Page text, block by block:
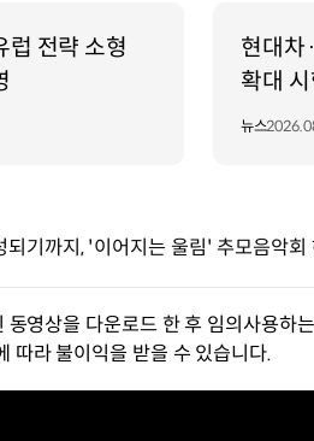
현대차
확대
뉴스
되기까지, '이어지는 울림' 추모음악회
동영상을 다운로드 한 후 임의사용하
따라 불이익을 받을 수 있습니다.